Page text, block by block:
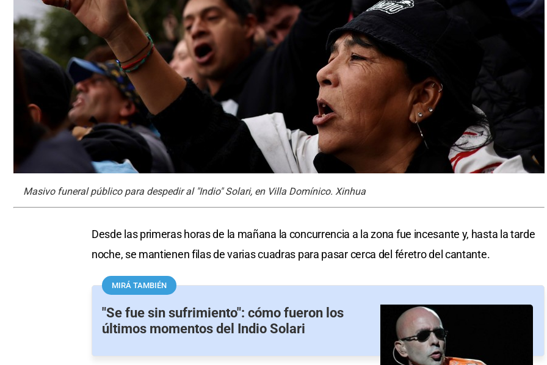
Masivo funeral público para despedir al "Indio" Solari, en Villa Domínico. Xinhua
Desde las primeras horas de la mañana la concurrencia a la zona fue incesante y, hasta la tarde
noche, se mantienen filas de varias cuadras para pasar cerca del féretro del cantante.
MIRÁ TAMBIÉN
"Se fue sin sufrimiento": cómo fueron los
últimos momentos del Indio Solari